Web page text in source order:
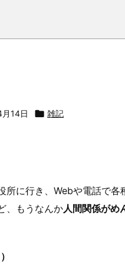
14日  雑記
所に行き、Webや電話で
、もうなんか人間関係がめ